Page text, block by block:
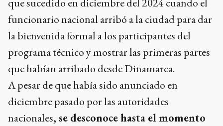
funcionario nacional arribó a la ciudad para dar
la bienvenida formal a los participantes del
programa técnico y mostrar las primeras partes
que habían arribado desde Dinamarca.
A pesar de que había sido anunciado en
diciembre pasado por las autoridades
nacionales, se desconoce hasta el momento